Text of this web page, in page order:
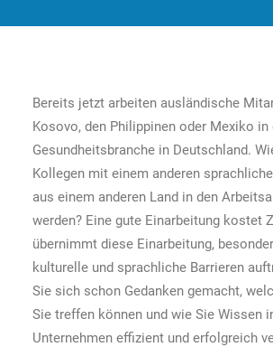
Bereits jetzt arbeiten ausländische
Kosovo, den Philippinen oder Mexiko in
Gesundheitsbranche in Deutschland.
Kollegen mit einem anderen
aus einem anderen Land in den
werden? Eine gute Einarbeitung kostet
übernimmt diese Einarbeitung,
kulturelle und sprachliche Barrieren
Sie sich schon Gedanken gemacht,
Sie treffen können und wie Sie Wissen
Unternehmen effizient und erfolgreich